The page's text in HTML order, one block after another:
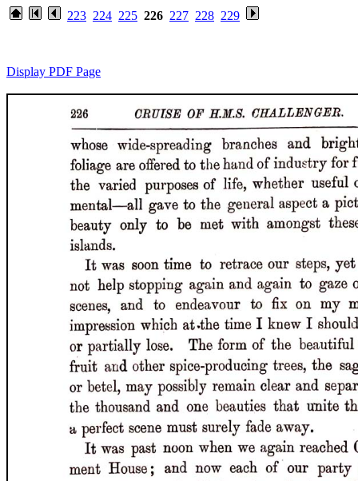
223 224 225 226 227 228 229
Display PDF Page